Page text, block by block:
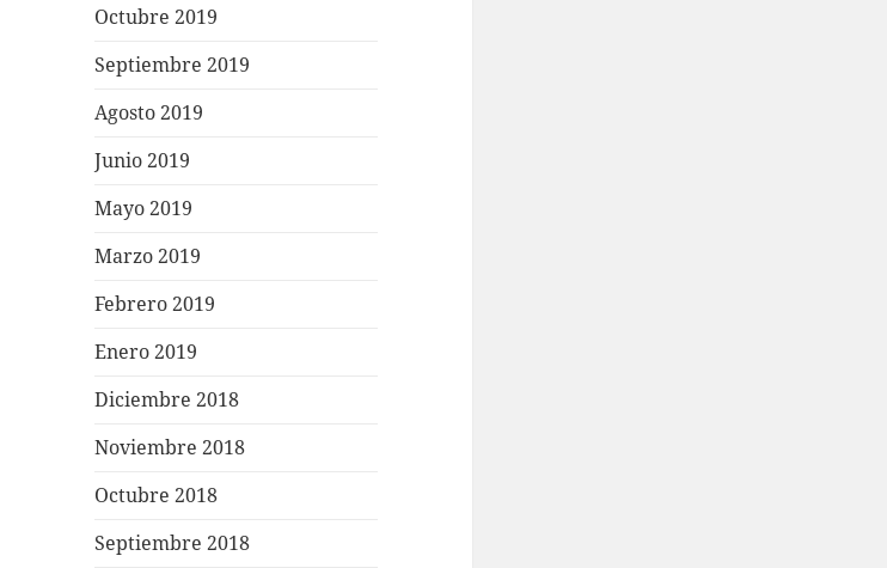
Octubre 2019
Septiembre 2019
Agosto 2019
Junio 2019
Mayo 2019
Marzo 2019
Febrero 2019
Enero 2019
Diciembre 2018
Noviembre 2018
Octubre 2018
Septiembre 2018